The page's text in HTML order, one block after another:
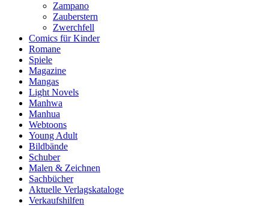
Zampano
Zauberstern
Zwerchfell
Comics für Kinder
Romane
Spiele
Magazine
Mangas
Light Novels
Manhwa
Manhua
Webtoons
Young Adult
Bildbände
Schuber
Malen & Zeichnen
Sachbücher
Aktuelle Verlagskataloge
Verkaufshilfen